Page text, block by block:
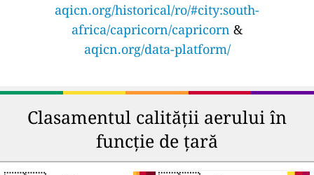
aqicn.org/historical/ro/#city:south-
africa/capricorn/capricorn &
aqicn.org/data-platform/
Clasamentul calității aerului în
funcție de țară